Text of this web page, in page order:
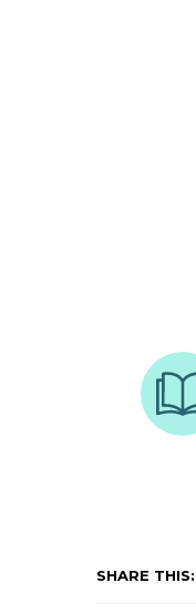
SHARE THIS: